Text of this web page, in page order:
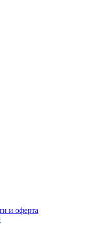
и оферта